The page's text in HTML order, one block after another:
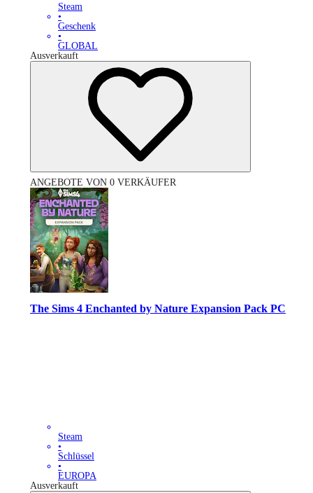
Steam
•
Geschenk
•
GLOBAL
Ausverkauft
ANGEBOTE VON 0 VERKÄUFER
The Sims 4 Enchanted by Nature Expansion Pack PC
Steam
•
Schlüssel
•
EUROPA
Ausverkauft